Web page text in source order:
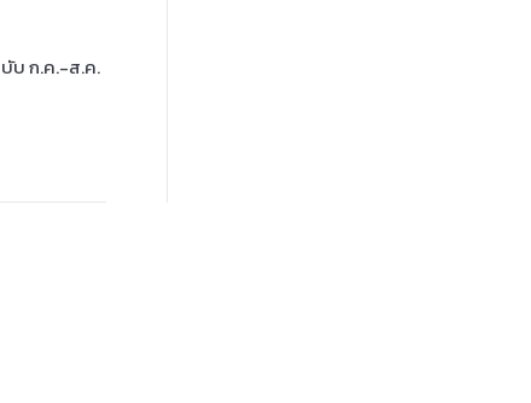
บ ก.ค.-ส.ค.